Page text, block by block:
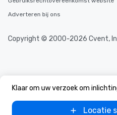
Klaar om uw verzoek om
Locatie
Adverteren bij ons
Copyright © 2000-2026 Cvent,